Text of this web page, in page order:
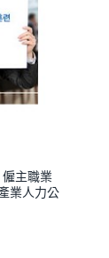
主職業
業人力公